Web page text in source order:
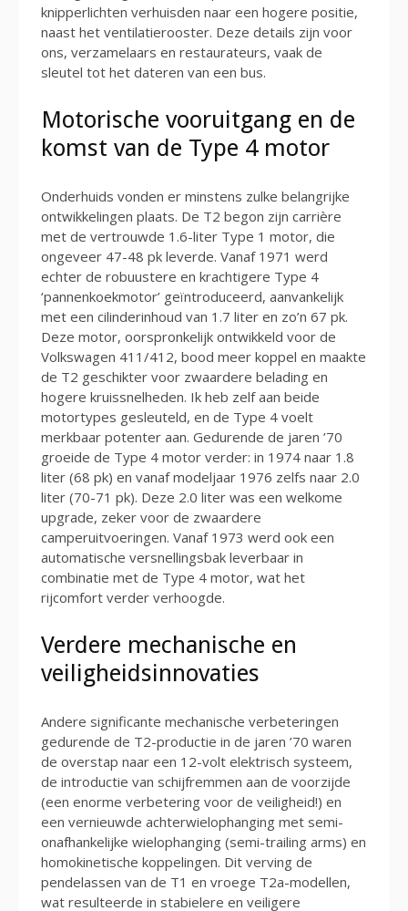
knipperlichten verhuisden naar een hogere positie,
naast het ventilatierooster. Deze details zijn voor
ons, verzamelaars en restaurateurs, vaak de
sleutel tot het dateren van een bus.
Motorische vooruitgang en de
komst van de Type 4 motor
Onderhuids vonden er minstens zulke belangrijke
ontwikkelingen plaats. De T2 begon zijn carrière
met de vertrouwde 1.6-liter Type 1 motor, die
ongeveer 47-48 pk leverde. Vanaf 1971 werd
echter de robuustere en krachtigere Type 4
‘pannenkoekmotor’ geïntroduceerd, aanvankelijk
met een cilinderinhoud van 1.7 liter en zo’n 67 pk.
Deze motor, oorspronkelijk ontwikkeld voor de
Volkswagen 411/412, bood meer koppel en maakte
de T2 geschikter voor zwaardere belading en
hogere kruissnelheden. Ik heb zelf aan beide
motortypes gesleuteld, en de Type 4 voelt
merkbaar potenter aan. Gedurende de jaren ’70
groeide de Type 4 motor verder: in 1974 naar 1.8
liter (68 pk) en vanaf modeljaar 1976 zelfs naar 2.0
liter (70-71 pk). Deze 2.0 liter was een welkome
upgrade, zeker voor de zwaardere
camperuitvoeringen. Vanaf 1973 werd ook een
automatische versnellingsbak leverbaar in
combinatie met de Type 4 motor, wat het
rijcomfort verder verhoogde.
Verdere mechanische en
veiligheidsinnovaties
Andere significante mechanische verbeteringen
gedurende de T2-productie in de jaren ’70 waren
de overstap naar een 12-volt elektrisch systeem,
de introductie van schijfremmen aan de voorzijde
(een enorme verbetering voor de veiligheid!) en
een vernieuwde achterwielophanging met semi-
onafhankelijke wielophanging (semi-trailing arms) en
homokinetische koppelingen. Dit verving de
pendelassen van de T1 en vroege T2a-modellen,
wat resulteerde in stabielere en veiligere